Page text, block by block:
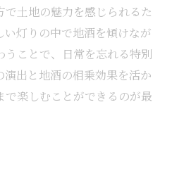
土地の魅力を感じられるた
灯りの中で地酒を傾けなが
うことで、日常を忘れる特別
出と地酒の相乗効果を活か
で楽しむことができるのが最